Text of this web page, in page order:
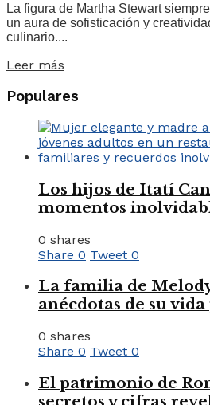
La figura de Martha Stewart
un aura de sofisticación y
culinario....
Leer más
Populares
Los hijos de Itatí
momentos
0 shares
Share 0 Tweet 0
La familia de
anécdotas de su
0 shares
Share 0 Tweet 0
El patrimonio de
secretos y cifras